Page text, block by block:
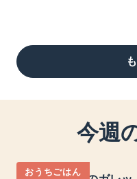
今週
おうちごはん